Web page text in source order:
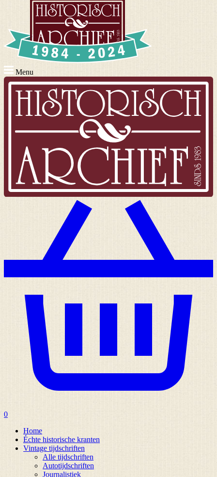
Menu
0
Home
Échte historische kranten
Vintage tijdschriften
Alle tijdschriften
Autotijdschriften
Journalistiek